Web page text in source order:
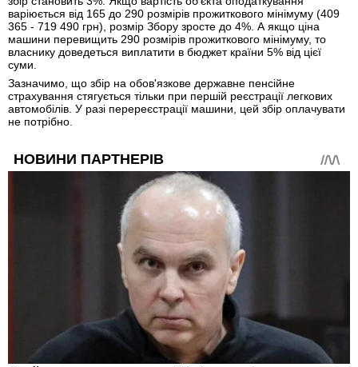
варіюється від 165 до 290 розмірів прожиткового мінімуму (409
365 - 719 490 грн), розмір Збору зросте до 4%. А якщо ціна
машини перевищить 290 розмірів прожиткового мінімуму, то
власнику доведеться виплатити в бюджет країни 5% від цієї
суми.
Зазначимо, що збір на обов'язкове державне пенсійне
страхування стягується тільки при першій реєстрації легкових
автомобілів. У разі перереєстрації машини, цей збір оплачувати
не потрібно.